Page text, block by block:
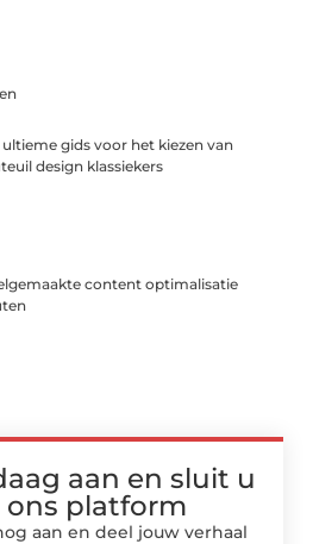
ultieme gids voor het kiezen van
design klassiekers
content optimalisatie
aan en sluit u
ons platform
aan en deel jouw verhaal